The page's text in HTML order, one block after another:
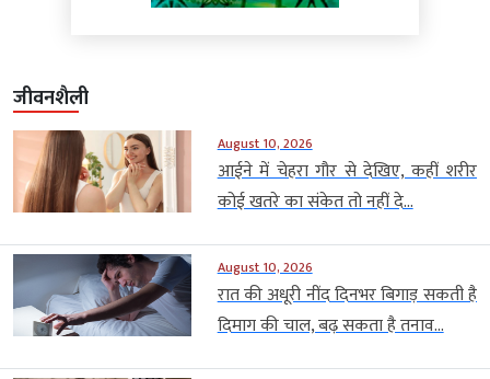
जीवनशैली
August 10, 2026
आईने में चेहरा गौर से देखिए, कहीं शरीर
कोई खतरे का संकेत तो नहीं दे...
August 10, 2026
रात की अधूरी नींद दिनभर बिगाड़ सकती है
दिमाग की चाल, बढ़ सकता है तनाव...